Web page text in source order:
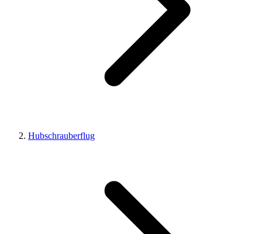
Hubschrauberflug